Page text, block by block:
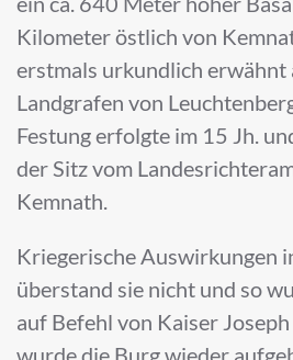
Kilometer östlich von
erstmals urkundlich erwähnt
Landgrafen von
Festung erfolgte im 15 Jh.
der Sitz vom
Kemnath.
Kriegerische Auswirkungen
überstand sie nicht und so
auf Befehl von Kaiser
wurde die Burg wieder